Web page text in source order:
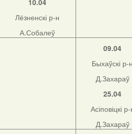
10.04
Лёзненскі р-н
А.Собалеў
09.04
Быхаўскі р-
Д.Захараў
25.04
Асіповіцкі
Д.Захараў